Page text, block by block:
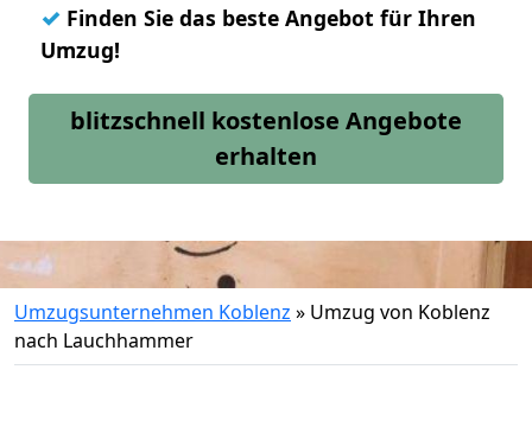
✓ Finden Sie das beste Angebot für Ihren
Umzug!
blitzschnell kostenlose Angebote
erhalten
Umzugsunternehmen Koblenz » Umzug von Koblenz
nach Lauchhammer